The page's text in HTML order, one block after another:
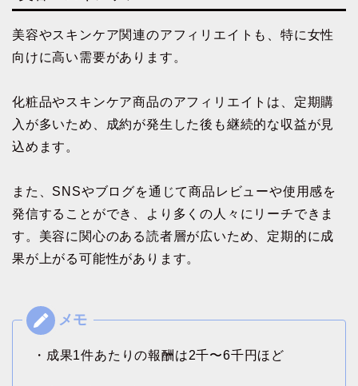
美容やスキンケア関連のアフィリエイトも、特に女性
向けに高い需要があります。
化粧品やスキンケア商品のアフィリエイトは、定期購
入が多いため、成約が発生した後も継続的な収益が見
込めます。
また、SNSやブログを通じて商品レビューや使用感を
発信することができ、より多くの人々にリーチできま
す。美容に関心のある読者層が広いため、定期的に成
果が上がる可能性があります。
・成果1件あたりの報酬は2千〜6千円ほど